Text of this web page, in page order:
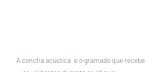
A concha acústica  e o gramado que recebe